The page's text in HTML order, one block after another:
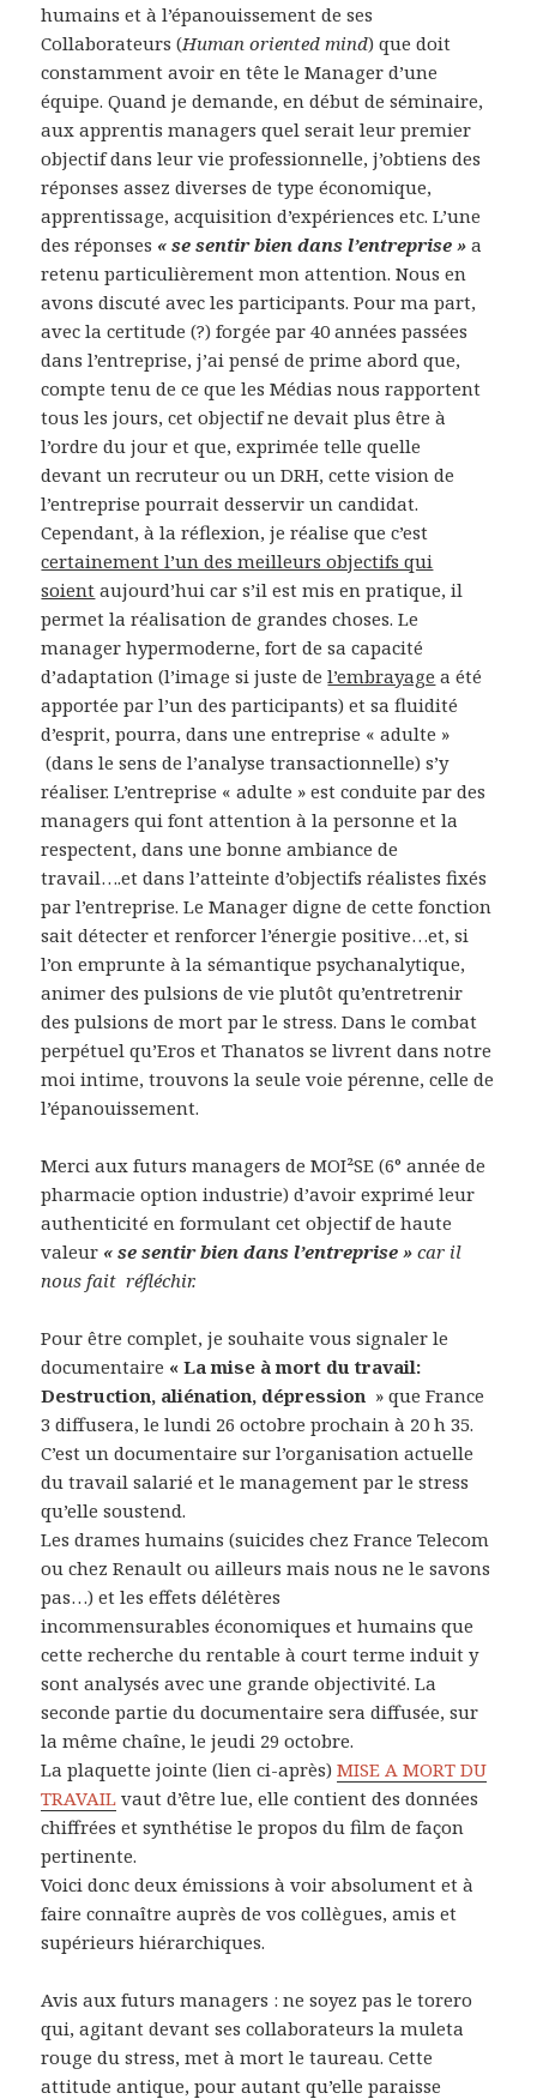
humains et à l’épanouissement de ses
Collaborateurs (Human oriented mind) que doit
constamment avoir en tête le Manager d’une
équipe. Quand je demande, en début de séminaire,
aux apprentis managers quel serait leur premier
objectif dans leur vie professionnelle, j’obtiens des
réponses assez diverses de type économique,
apprentissage, acquisition d’expériences etc. L’une
des réponses « se sentir bien dans l’entreprise » a
retenu particulièrement mon attention. Nous en
avons discuté avec les participants. Pour ma part,
avec la certitude (?) forgée par 40 années passées
dans l’entreprise, j’ai pensé de prime abord que,
compte tenu de ce que les Médias nous rapportent
tous les jours, cet objectif ne devait plus être à
l’ordre du jour et que, exprimée telle quelle
devant un recruteur ou un DRH, cette vision de
l’entreprise pourrait desservir un candidat.
Cependant, à la réflexion, je réalise que c’est
certainement l’un des meilleurs objectifs qui
soient aujourd’hui car s’il est mis en pratique, il
permet la réalisation de grandes choses. Le
manager hypermoderne, fort de sa capacité
d’adaptation (l’image si juste del’embrayage a été
apportée par l’un des participants) et sa fluidité
d’esprit, pourra, dans une entreprise « adulte »
(dans le sens de l’analyse transactionnelle) s’y
réaliser. L’entreprise « adulte » est conduite par des
managers qui font attention à la personne et la
respectent, dans une bonne ambiance de
travail….et dans l’atteinte d’objectifs réalistes fixés
par l’entreprise. Le Manager digne de cette fonction
sait détecter et renforcer l’énergie positive…et, si
l’on emprunte à la sémantique psychanalytique,
animer des pulsions de vie plutôt qu’entretrenir
des pulsions de mort par le stress. Dans le combat
perpétuel qu’Eros et Thanatos se livrent dans notre
moi intime, trouvons la seule voie pérenne, celle de
l’épanouissement.
Merci aux futurs managers de MOI²SE (6° année de
pharmacie option industrie) d’avoir exprimé leur
authenticité en formulant cet objectif de haute
valeur « se sentir bien dans l’entreprise » car il
nous fait réfléchir.
Pour être complet, je souhaite vous signaler le
documentaire « La mise à mort du travail:
Destruction, aliénation, dépression » que France
3 diffusera, le lundi 26 octobre prochain à 20 h 35.
C’est un documentaire sur l’organisation actuelle
du travail salarié et le management par le stress
qu’elle soustend.
Les drames humains (suicides chez France Telecom
ou chez Renault ou ailleurs mais nous ne le savons
pas…) et les effets délétères
incommensurables économiques et humains que
cette recherche du rentable à court terme induit y
sont analysés avec une grande objectivité. La
seconde partie du documentaire sera diffusée, sur
la même chaîne, le jeudi 29 octobre.
La plaquette jointe (lien ci-après)MISE A MORT DU
TRAVAIL vaut d’être lue, elle contient des données
chiffrées et synthétise le propos du film de façon
pertinente.
Voici donc deux émissions à voir absolument et à
faire connaître auprès de vos collègues, amis et
supérieurs hiérarchiques.
Avis aux futurs managers : ne soyez pas le torero
qui, agitant devant ses collaborateurs la muleta
rouge du stress, met à mort le taureau. Cette
attitude antique, pour autant qu’elle paraisse